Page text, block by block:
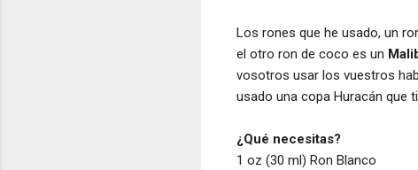
Los rones que he usado, un
el otro ron de coco es un
vosotros usar los vuestros
usado una copa Huracán que
¿Qué necesitas?
1 oz (30 ml) Ron Blanco